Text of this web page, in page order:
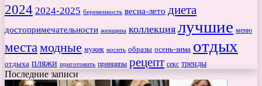
2024 2024-2025 беременность весна-лето диета
достопримечательности женщина коллекция лучшие меню
места модные мужик носить образы осень-зима отдых
отдыха пляжи приготовить принципы рецепт секс тренды
Последние записи